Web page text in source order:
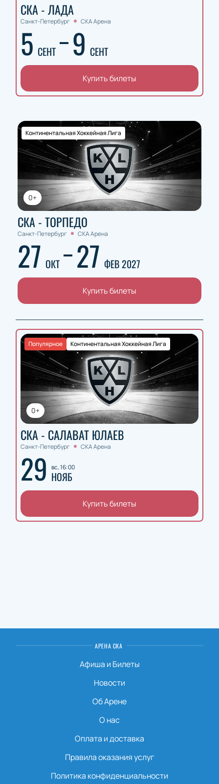
СКА - ЛАДА
Санкт-Петербург СКА Арена
5 СЕНТ 9 СЕНТ
Купить билеты
0+
Континентальная Хоккейная Лига
СКА - ТОРПЕДО
Санкт-Петербург СКА Арена
27 ОКТ 27 ФЕВ 2027
Купить билеты
0+
Континентальная Хоккейная Лига
Популярное
СКА - САЛАВАТ ЮЛАЕВ
Санкт-Петербург СКА Арена
29 вс, 16:00
НОЯБ
Купить билеты
АРЕНА СКА
Афиша и Билеты
Новости
Об Арене
О нас
Оплата и доставка
Правила оказания услуг
Политика конфиденциальности